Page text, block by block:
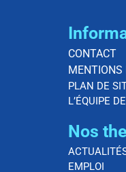
CONTACT
MENTIONS
PLAN DE
L’ÉQUIPE
Nos
EMPLOI